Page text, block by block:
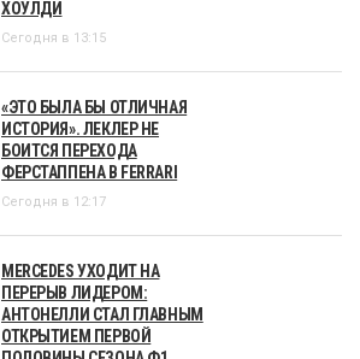
ХОУЛДИ
Сегодня в 13:15
«ЭТО БЫЛА БЫ ОТЛИЧНАЯ
ИСТОРИЯ». ЛЕКЛЕР НЕ
БОИТСЯ ПЕРЕХОДА
ФЕРСТАППЕНА В FERRARI
Сегодня в 12:17
MERCEDES УХОДИТ НА
ПЕРЕРЫВ ЛИДЕРОМ:
АНТОНЕЛЛИ СТАЛ ГЛАВНЫМ
ОТКРЫТИЕМ ПЕРВОЙ